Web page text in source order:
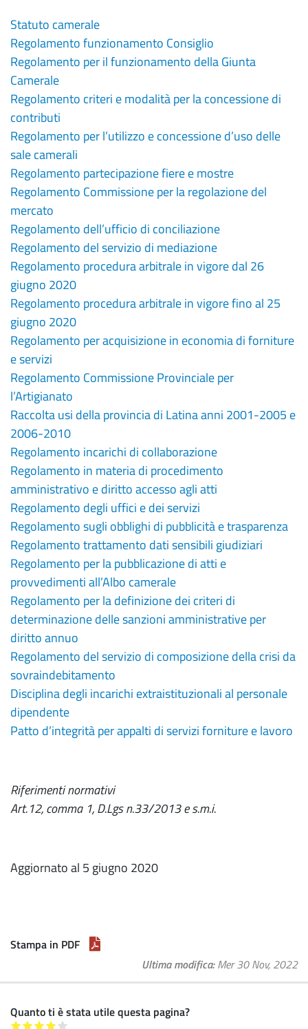
Statuto camerale
Regolamento funzionamento Consiglio
Regolamento per il funzionamento della Giunta
Camerale
Regolamento criteri e modalità per la concessione di
contributi
Regolamento per l’utilizzo e concessione d’uso delle
sale camerali
Regolamento partecipazione fiere e mostre
Regolamento Commissione per la regolazione del
mercato
Regolamento dell’ufficio di conciliazione
Regolamento del servizio di mediazione
Regolamento procedura arbitrale in vigore dal 26
giugno 2020
Regolamento procedura arbitrale in vigore fino al 25
giugno 2020
Regolamento per acquisizione in economia di forniture
e servizi
Regolamento Commissione Provinciale per
l’Artigianato
Raccolta usi della provincia di Latina anni 2001-2005 e
2006-2010
Regolamento incarichi di collaborazione
Regolamento in materia di procedimento
amministrativo e diritto accesso agli atti
Regolamento degli uffici e dei servizi
Regolamento sugli obblighi di pubblicità e trasparenza
Regolamento trattamento dati sensibili giudiziari
Regolamento per la pubblicazione di atti e
provvedimenti all’Albo camerale
Regolamento per la definizione dei criteri di
determinazione delle sanzioni amministrative per
diritto annuo
Regolamento del servizio di composizione della crisi da
sovraindebitamento
Disciplina degli incarichi extraistituzionali al personale
dipendente
Patto d’integrità per appalti di servizi forniture e lavoro
Riferimenti normativi
Art.12, comma 1, D.Lgs n.33/2013 e s.m.i.
Aggiornato al 5 giugno 2020
Stampa in PDF
Ultima modifica Mer 30 Nov, 2022
Quanto ti è stata utile questa pagina?